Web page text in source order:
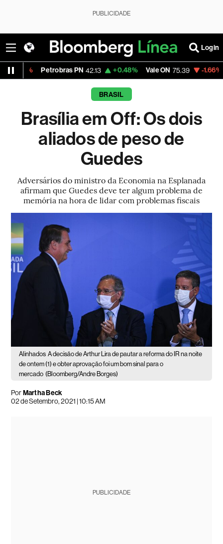
PUBLICIDADE
Login
Petrobras PN 42.13 +0.48% Vale ON 75.39 -1.66% Itaú PN
BRASIL
Brasília em Off: Os dois
aliados de peso de
Guedes
Adversários do ministro da Economia na Esplanada
afirmam que Guedes deve ter algum problema de
memória na hora de lidar com problemas fiscais
Alinhados A decisão de Arthur Lira de pautar a reforma do IR na noite
de ontem (1) e obter aprovação foi um bom sinal para o
mercado (Bloomberg/Andre Borges)
PorMartha Beck
02 de Setembro, 2021 | 10:15 AM
PUBLICIDADE